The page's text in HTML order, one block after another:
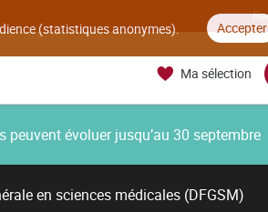
(statistiques anonymes). Accepter
Ma sélection
évoluer jusqu’au 30 septembre
en sciences médicales (DFGSM)